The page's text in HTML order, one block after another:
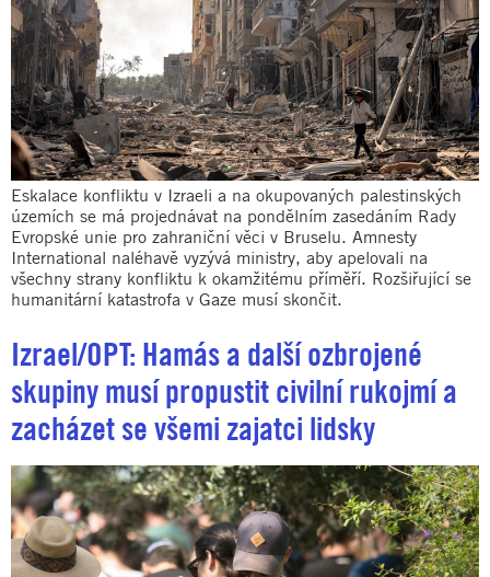
Eskalace konfliktu v Izraeli a na okupovaných palestinských
územích se má projednávat na pondělním zasedáním Rady
Evropské unie pro zahraniční věci v Bruselu. Amnesty
International naléhavě vyzývá ministry, aby apelovali na
všechny strany konfliktu k okamžitému příměří. Rozšiřující se
humanitární katastrofa v Gaze musí skončit.
Izrael/OPT: Hamás a další ozbrojené
skupiny musí propustit civilní rukojmí a
zacházet se všemi zajatci lidsky